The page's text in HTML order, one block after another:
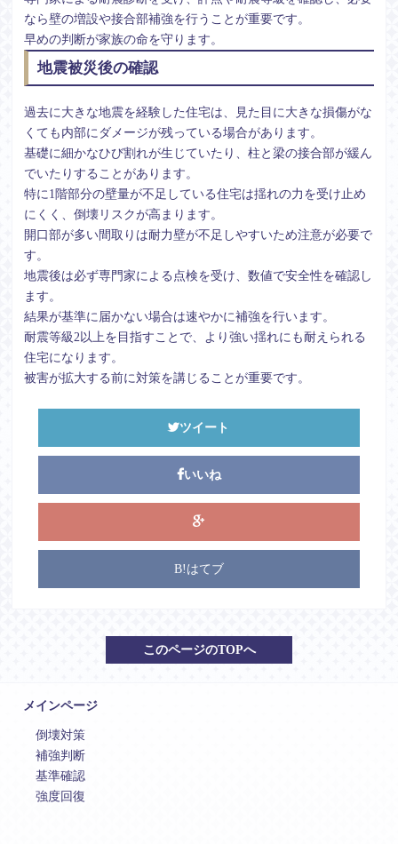
なら壁の増設や接合部補強を行うことが重要です。
早めの判断が家族の命を守ります。
地震被災後の確認
過去に大きな地震を経験した住宅は、見た目に大きな損傷がな
くても内部にダメージが残っている場合があります。
基礎に細かなひび割れが生じていたり、柱と梁の接合部が緩ん
でいたりすることがあります。
特に1階部分の壁量が不足している住宅は揺れの力を受け止め
にくく、倒壊リスクが高まります。
開口部が多い間取りは耐力壁が不足しやすいため注意が必要で
す。
地震後は必ず専門家による点検を受け、数値で安全性を確認し
ます。
結果が基準に届かない場合は速やかに補強を行います。
耐震等級2以上を目指すことで、より強い揺れにも耐えられる
住宅になります。
被害が拡大する前に対策を講じることが重要です。
ツイート
いいね
B!はてブ
このページのTOPへ
メインページ
倒壊対策
補強判断
基準確認
強度回復